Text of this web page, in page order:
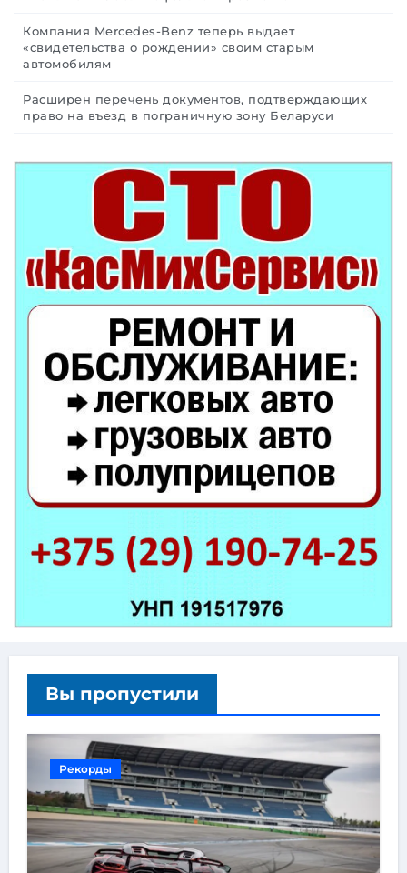
Компания Mercedes-Benz теперь выдает
«свидетельства о рождении» своим старым
автомобилям
Расширен перечень документов, подтверждающих
право на въезд в пограничную зону Беларуси
Вы пропустили
Рекорды